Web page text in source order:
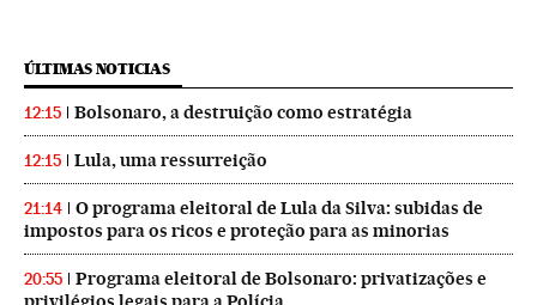
ÚLTIMAS NOTICIAS
12:15 Bolsonaro, a destruição como estratégia
12:15 Lula, uma ressurreição
21:14
O programa eleitoral de Lula da Silva: subidas de
impostos para os ricos e proteção para as minorias
20:55
Programa eleitoral de Bolsonaro: privatizações e